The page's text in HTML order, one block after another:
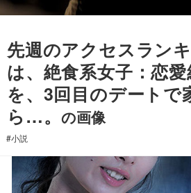
先週のアクセスラン
は、絶食系女子：恋
を、3回目のデートで
ら…。の画像
#小説